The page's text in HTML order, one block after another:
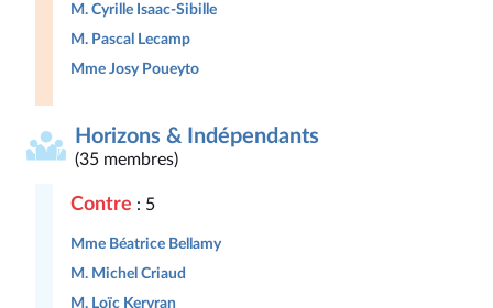
M. Cyrille Isaac-Sibille
M. Pascal Lecamp
Mme Josy Poueyto
Horizons & Indépendants
(35 membres)
Contre : 5
Mme Béatrice Bellamy
M. Michel Criaud
M. Loïc Kervran